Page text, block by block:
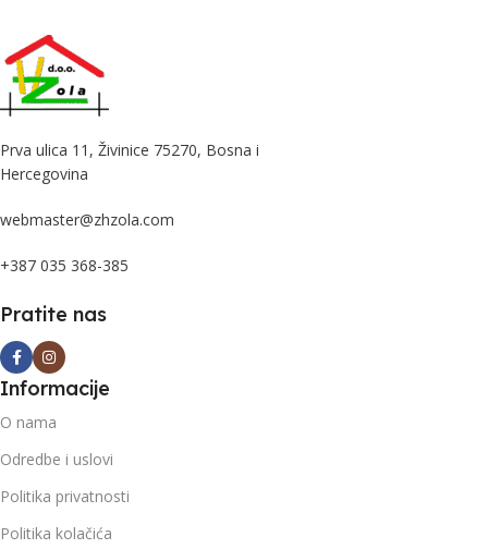
Prva ulica 11, Živinice 75270, Bosna i
Hercegovina
webmaster@zhzola.com
+387 035 368-385
Pratite nas
Informacije
O nama
Odredbe i uslovi
Politika privatnosti
Politika kolačića